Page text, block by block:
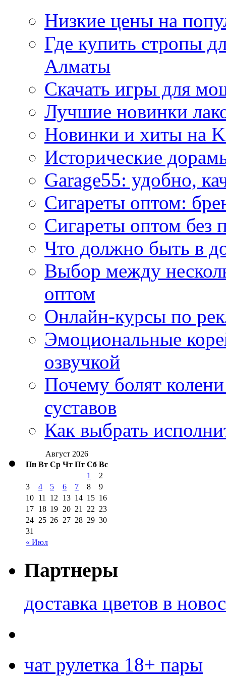
Низкие цены на
Где купить стропы
Алматы
Скачать игры для
Лучшие новинки
Новинки и хиты на
Исторические
Garage55: удобно,
Сигареты оптом:
Сигареты оптом без
Что должно быть в
Выбор между
оптом
Онлайн-курсы по
Эмоциональные
озвучкой
Почему болят
суставов
Как выбрать
Август 2026
Пн Вт Ср Чт Пт Сб Вс
« Июл
1
2
3
4 5 6 7 8
9
10 11 12 13 14 15 16
17 18 19 20 21 22 23
24 25 26 27 28 29 30
31
Партнеры
доставка цветов в
чат рулетка 18+ пары